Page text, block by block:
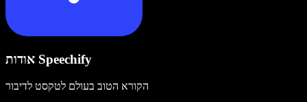
אודות Speechify
הקורא הטוב בעולם לטקסט לדיבור